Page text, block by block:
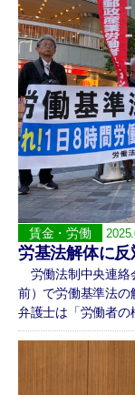
賃金・労働
労基法解体に
労働法制中央連絡
前）で労働基準法
弁護士は「労働者の